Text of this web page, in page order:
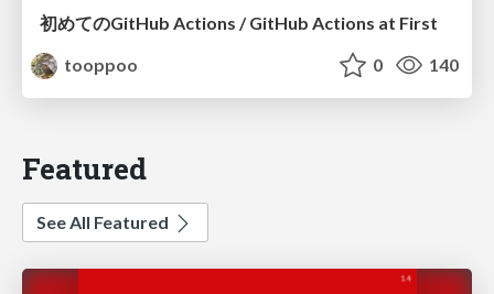
初めてのGitHub Actions / GitHub Actions at First
tooppoo
0 140
Featured
See All Featured